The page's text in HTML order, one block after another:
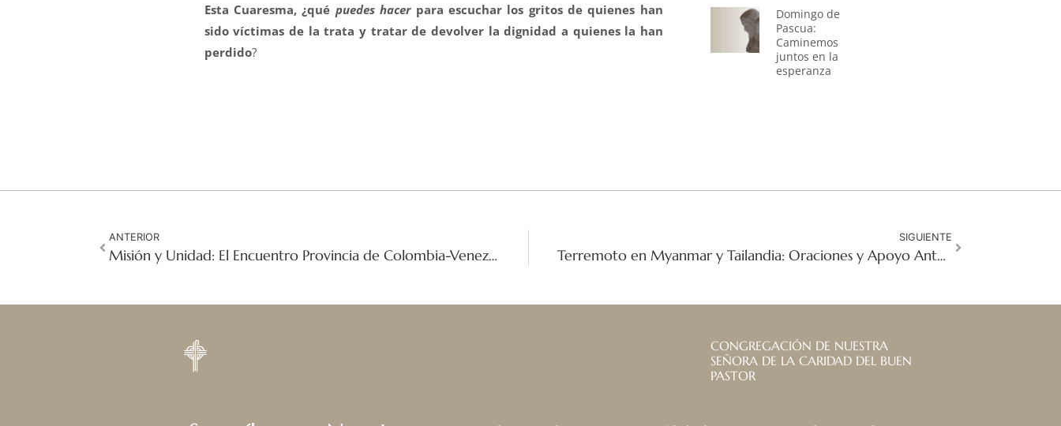
Esta Cuaresma, ¿qué puedes hacerpara escuchar los gritos de quienes han
sido víctimas de la trata y tratar de devolver la dignidad a quienes la han
perdido?
Domingo de
Pascua:
Caminemos
juntos en la
esperanza
ANTERIOR
Misión y Unidad: El Encuentro Provincia de Colombia-Venezuela 2025
SIGUIENTE
Terremoto en Myanmar y Tailandia: Oraciones y Apoyo Ante una Devastación Generalizada
CONGREGACIÓN DE NUESTRA
SEÑORA DE LA CARIDAD DEL BUEN
PASTOR